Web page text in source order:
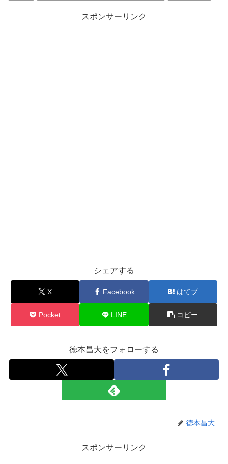
スポンサーリンク
シェアする
X Facebook はてブ
Pocket LINE コピー
徳本昌大をフォローする
徳本昌大
スポンサーリンク